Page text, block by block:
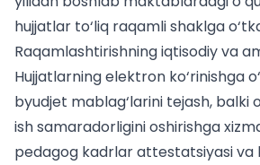
hujjatlar to‘liq raqamli shaklga
Raqamlashtirishning iqtisodiy va
Hujjatlarning elektron ko‘rinishga
byudjet mablag‘larini tejash, balki
ish samaradorligini oshirishga
pedagog kadrlar attestatsiyasiva